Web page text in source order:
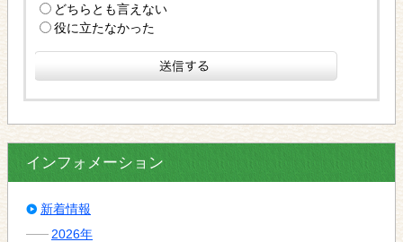
どちらとも言えない
役に立たなかった
インフォメーション
新着情報
2026年